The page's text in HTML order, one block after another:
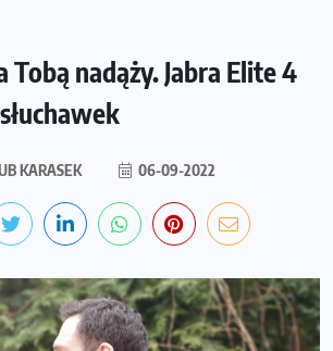
Tobą nadąży. Jabra Elite 4
KARASEK 06-09-2022